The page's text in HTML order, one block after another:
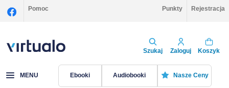
Pomoc Punkty Rejestracja
Szukaj Zaloguj Koszyk
MENU Ebooki Audiobooki Nasze Ceny